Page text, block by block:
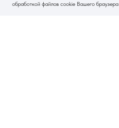
обработкой файлов cookie Вашего браузера